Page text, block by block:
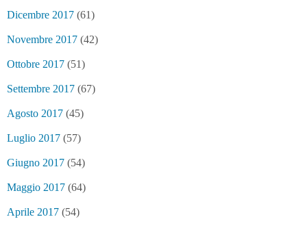
Dicembre 2017 (61)
Novembre 2017 (42)
Ottobre 2017 (51)
Settembre 2017 (67)
Agosto 2017 (45)
Luglio 2017 (57)
Giugno 2017 (54)
Maggio 2017 (64)
Aprile 2017 (54)